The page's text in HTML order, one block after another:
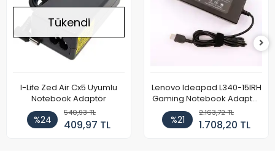
Tükendi
I-Life Zed Air Cx5 Uyumlu
Notebook Adaptör
%24
540,93 TL
409,97 TL
Lenovo Ideapad L340-15IRH
Gaming Notebook Adaptör
Cihazı Şarj Aleti (150W)
%21
2.163,72 TL
1.708,20 TL